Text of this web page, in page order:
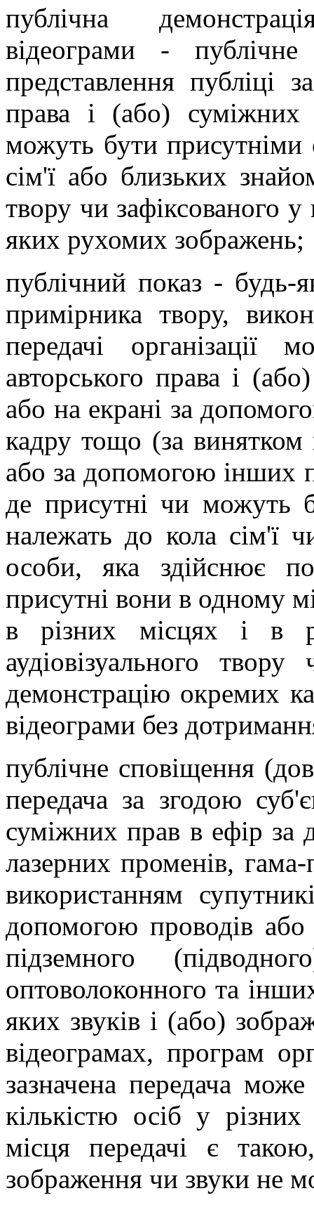
публічна
відеограми - публічне
представлення публіці
права і (або)
можуть бути присутніми
сім'ї або близьких
твору чи зафіксованого
яких рухомих зображень;
публічний показ - будь-
примірника твору,
передачі організації
авторського права і
або на екрані за
кадру тощо (за винятком
або за допомогою інших
де присутні чи можуть
належать до кола сім'ї
особи, яка здійснює
присутні вони в одному
в різних місцях і в
аудіовізуального
демонстрацію окремих
відеограми без
публічне сповіщення
передача за згодою
суміжних прав в ефір за
лазерних променів,
використанням
допомогою проводів
підземного
оптоволоконного та
яких звуків і (або)
відеограмах, програм
зазначена передача
кількістю осіб у
місця передачі є
зображення чи звуки не